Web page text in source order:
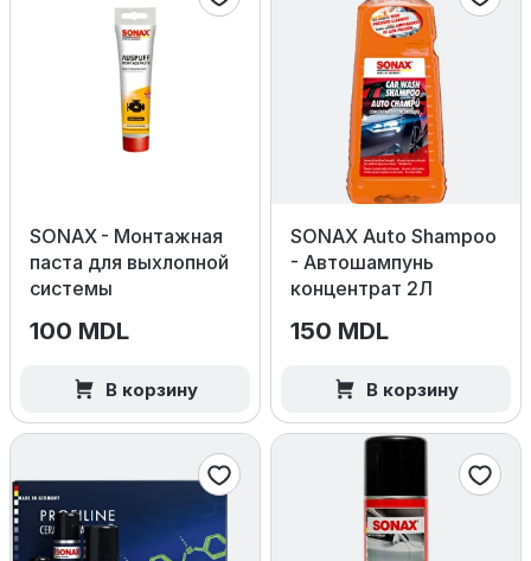
SONAX - Монтажная
паста для выхлопной
системы
100 MDL
В корзину
SONAX Auto Shampoo
- Автошампунь
концентрат 2Л
150 MDL
В корзину